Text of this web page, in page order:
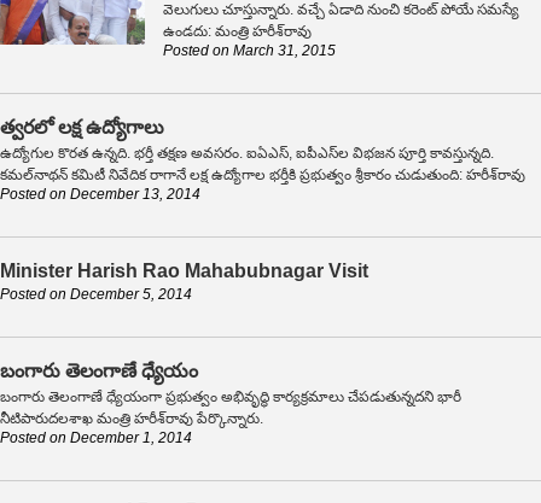
వెలుగులు చూస్తున్నారు. వచ్చే ఏడాది నుంచి కరెంట్ పోయే సమస్యే
ఉండదు: మంత్రి హరీశ్‌రావు
Posted on March 31, 2015
త్వరలో లక్ష ఉద్యోగాలు
ఉద్యోగుల కొరత ఉన్నది. భర్తీ తక్షణ అవసరం. ఐఏఎస్, ఐపీఎస్‌ల విభజన పూర్తి కావస్తున్నది.
కమల్‌నాథన్ కమిటీ నివేదిక రాగానే లక్ష ఉద్యోగాల భర్తీకి ప్రభుత్వం శ్రీకారం చుడుతుంది: హరీశ్‌రావు
Posted on December 13, 2014
Minister Harish Rao Mahabubnagar Visit
Posted on December 5, 2014
బంగారు తెలంగాణే ధ్యేయం
బంగారు తెలంగాణే ధ్యేయంగా ప్రభుత్వం అభివృద్ధి కార్యక్రమాలు చేపడుతున్నదని భారీ
నీటిపారుదలశాఖ మంత్రి హరీశ్‌రావు పేర్కొన్నారు.
Posted on December 1, 2014